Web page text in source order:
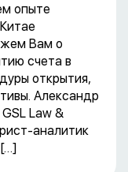
опыте
Вам о
счета в
открытия,
Александр
Law &
аналитик